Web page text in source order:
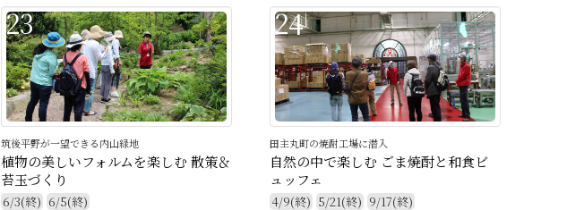
23
筑後平野が一望できる内山緑地
植物の美しいフォルムを楽しむ 散策＆
苔玉づくり
6/3(終) 6/5(終)
24
田主丸町の焼酎工場に潜入
自然の中で楽しむ ごま焼酎と和食ビ
ュッフェ
4/9(終) 5/21(終) 9/17(終)